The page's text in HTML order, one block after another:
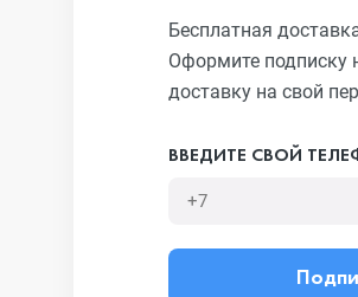
Бесплатная
Оформите подписку
доставку на свой
ВВЕДИТЕ СВОЙ